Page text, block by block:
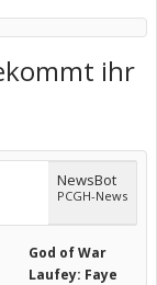
ihr
NewsBot
PCGH-News
God of War
Laufey: Faye